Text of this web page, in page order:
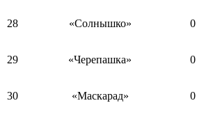
28 «Солнышко» 0
29 «Черепашка» 0
30 «Маскарад» 0